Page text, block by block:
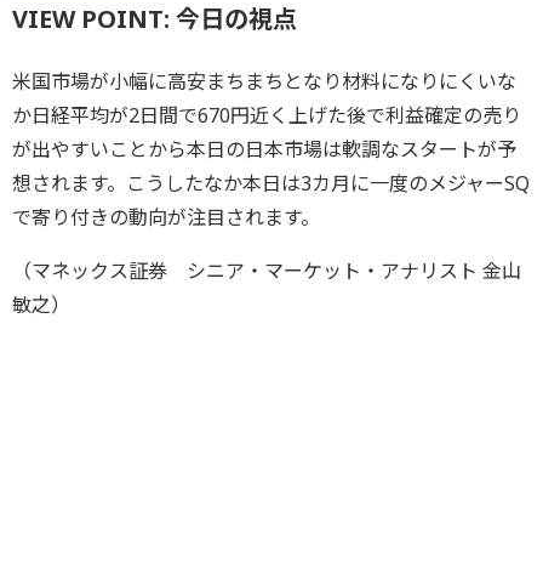
VIEW POINT: 今日の視点
米国市場が小幅に高安まちまちとなり材料になりにくいな
か日経平均が2日間で670円近く上げた後で利益確定の売り
が出やすいことから本日の日本市場は軟調なスタートが予
想されます。こうしたなか本日は3カ月に一度のメジャーSQ
で寄り付きの動向が注目されます。
（マネックス証券 シニア・マーケット・アナリスト 金山
敏之）